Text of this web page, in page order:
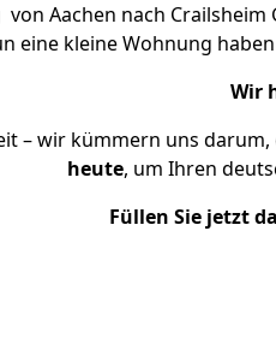
Aachen nach
eine kleine Wohnung
Wir
– wir kümmern uns
heute, um Ihren
Füllen Sie jetzt